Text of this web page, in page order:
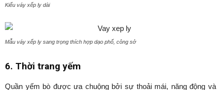
Kiểu váy xếp ly dài
Mẫu váy xếp ly sang trọng thích hợp dạo phố, công sở
6. Thời trang yếm
Quần yếm bò được ưa chuộng bởi sự thoải mái, năng động và